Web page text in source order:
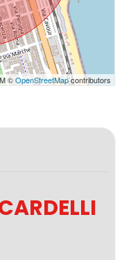
©OpenStreetMapcontributors